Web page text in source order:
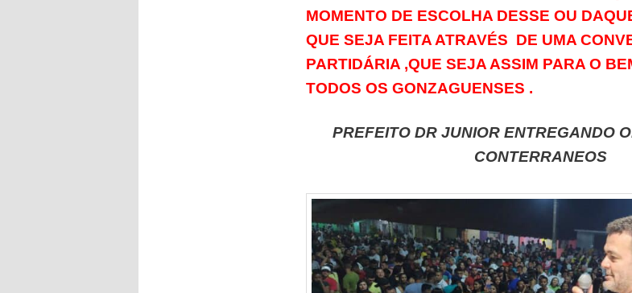
MOMENTO DE ESCOLHA DESSE OU
QUE SEJA FEITA ATRAVÉS DE UMA
PARTIDÁRIA ,QUE SEJA ASSIM PARA O
TODOS OS GONZAGUENSES .
PREFEITO DR JUNIOR ENTREGANDO
CONTERRANEOS